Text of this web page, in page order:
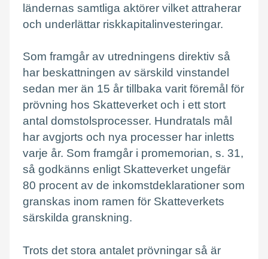
ländernas samtliga aktörer vilket attraherar
och underlättar riskkapitalinvesteringar.
Som framgår av utredningens direktiv så
har beskattningen av särskild vinstandel
sedan mer än 15 år tillbaka varit föremål för
prövning hos Skatteverket och i ett stort
antal domstolsprocesser. Hundratals mål
har avgjorts och nya processer har inletts
varje år. Som framgår i promemorian, s. 31,
så godkänns enligt Skatteverket ungefär
80 procent av de inkomstdeklarationer som
granskas inom ramen för Skatteverkets
särskilda granskning.
Trots det stora antalet prövningar så är